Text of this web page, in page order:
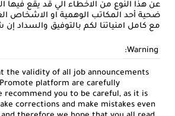
عن هذا النوع من الاخطاء الي قد يقع فيها
ضحية أحد المكاتب الوهمية او الاشخاص
مع كامل امنياتنا لكم بالتوفيق والسداد
Warning:
the validity of all job announcements
platform are carefully
recommend you to be careful, as it is
corrections and make mistakes even